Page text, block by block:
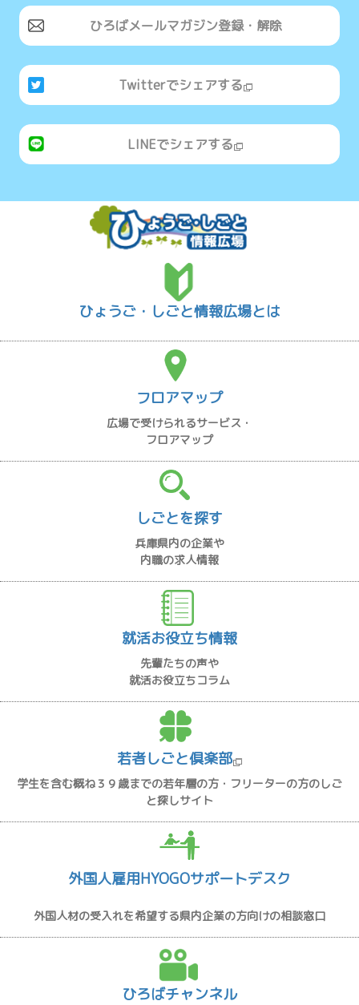
ひろばメールマガジン登録・解除
Twitterでシェアする
LINEでシェアする
ひょうご・しごと情報広場とは
フロアマップ
広場で受けられるサービス・
フロアマップ
しごとを探す
兵庫県内の企業や
内職の求人情報
就活お役立ち情報
先輩たちの声や
就活お役立ちコラム
若者しごと倶楽部
学生を含む概ね３９歳までの若年層の方・フリーターの方のしご
と探しサイト
外国人雇用HYOGOサポートデスク
外国人材の受入れを希望する県内企業の方向けの相談窓口
ひろばチャンネル